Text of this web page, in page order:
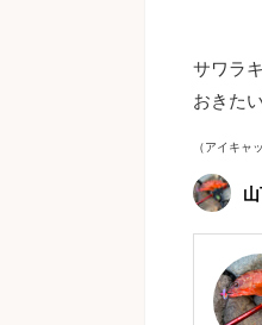
サワラ
おきた
（アイキャ